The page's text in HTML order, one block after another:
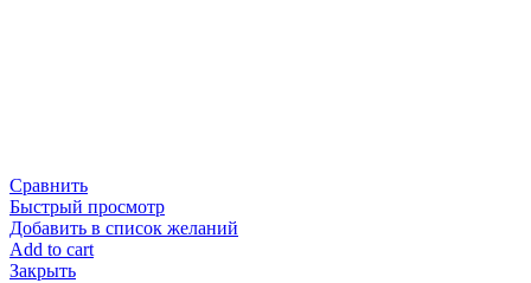
Сравнить
Быстрый просмотр
Добавить в список желаний
Add to cart
Закрыть